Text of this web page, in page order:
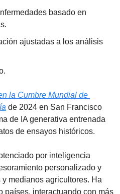
basado en
ajustadas a los análisis
la Cumbre Mundial de
de 2024 en San Francisco
de IA generativa entrenada
de ensayos históricos.
por inteligencia
personalizado y
medianos agricultores. Ha
países, interactuando con más